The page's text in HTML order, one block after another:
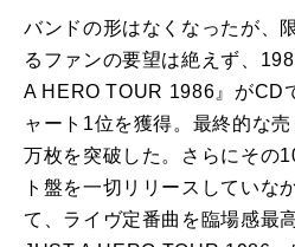
バンドの形はなくなったが、
るファンの要望は絶えず、
A HERO TOUR 1986』がCD
ャート1位を獲得。最終的な
万枚を突破した。さらにその
ト盤を一切リリースしていな
て、ライヴ定番曲を臨場感最